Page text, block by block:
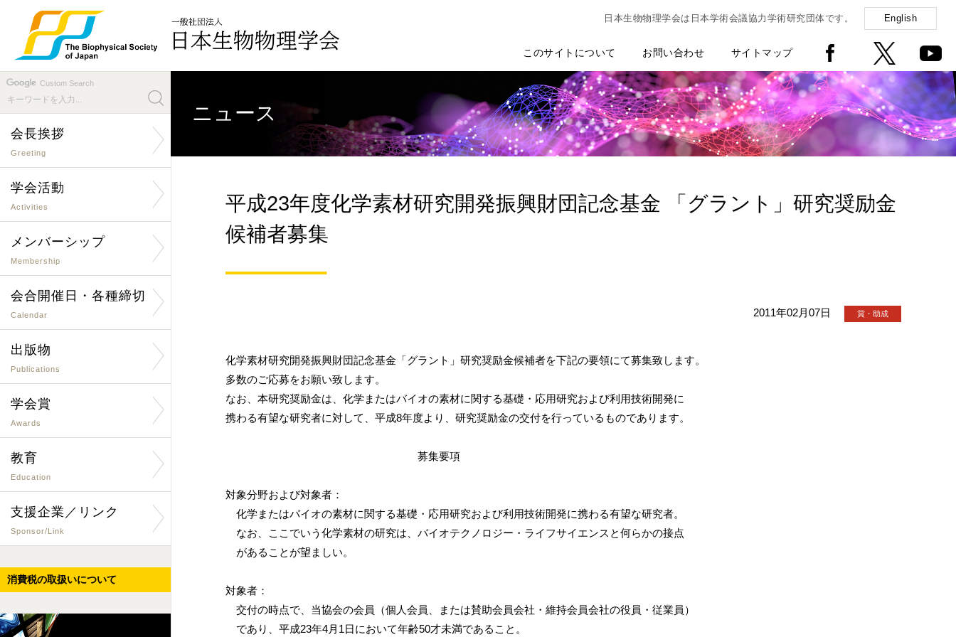
日本生物物理学会は日本学術会議協力学術研究団体です。 English
このサイトについて お問い合わせ サイトマップ
Custom Search
会長挨拶
Greeting
学会活動
Activities
メンバーシップ
Membership
会合開催日・各種締切
Calendar
出版物
Publications
学会賞
Awards
教育
Education
支援企業／リンク
Sponsor/Link
消費税の取扱いについて
ニュース
平成23年度化学素材研究開発振興財団記念基金 「グラント」研究奨励金
候補者募集
2011年02月07日 賞・助成
化学素材研究開発振興財団記念基金「グラント」研究奨励金候補者を下記の要領にて募集致します。
多数のご応募をお願い致します。
なお、本研究奨励金は、化学またはバイオの素材に関する基礎・応用研究および利用技術開発に
携わる有望な研究者に対して、平成8年度より、研究奨励金の交付を行っているものであります。
募集要項
対象分野および対象者：
化学またはバイオの素材に関する基礎・応用研究および利用技術開発に携わる有望な研究者。
なお、ここでいう化学素材の研究は、バイオテクノロジー・ライフサイエンスと何らかの接点
があることが望ましい。
対象者：
交付の時点で、当協会の会員（個人会員、または賛助会員会社・維持会員会社の役員・従業員）
であり、平成23年4月1日において年齢50才未満であること。